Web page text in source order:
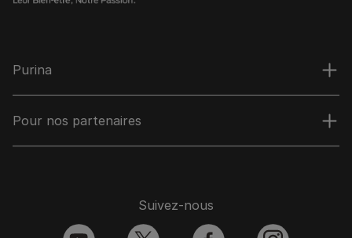
Purina
Pour nos partenaires
Suivez-nous